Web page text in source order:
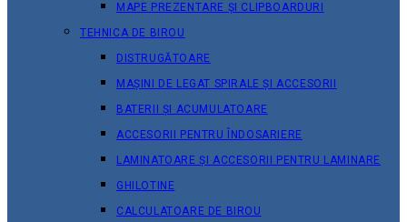
MAPE PREZENTARE ȘI CLIPBOARDURI
TEHNICA DE BIROU
DISTRUGĂTOARE
MAȘINI DE LEGAT SPIRALE ȘI ACCESORII
BATERII ȘI ACUMULATOARE
ACCESORII PENTRU ÎNDOSARIERE
LAMINATOARE ȘI ACCESORII PENTRU LAMINARE
GHILOTINE
CALCULATOARE DE BIROU